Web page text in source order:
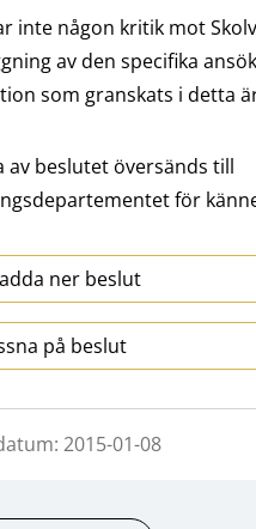
inte någon kritik mot
av den specifika
som granskats i detta
av beslutet översänds till
för
ner beslut
på beslut
2015-01-08